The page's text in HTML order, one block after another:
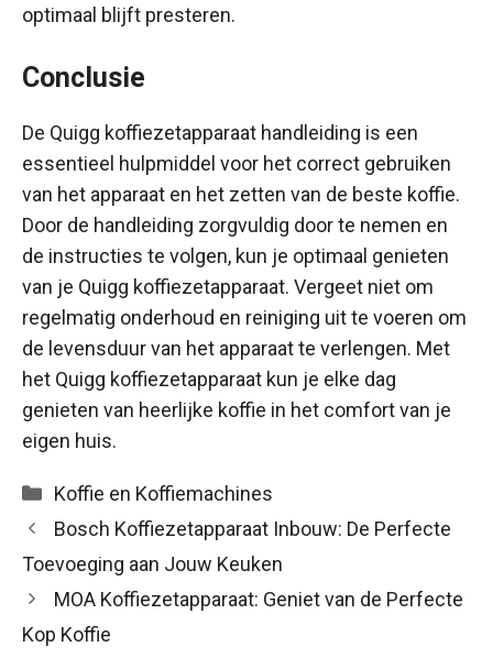
optimaal blijft presteren.
Conclusie
De Quigg koffiezetapparaat handleiding is een
essentieel hulpmiddel voor het correct gebruiken
van het apparaat en het zetten van de beste koffie.
Door de handleiding zorgvuldig door te nemen en
de instructies te volgen, kun je optimaal genieten
van je Quigg koffiezetapparaat. Vergeet niet om
regelmatig onderhoud en reiniging uit te voeren om
de levensduur van het apparaat te verlengen. Met
het Quigg koffiezetapparaat kun je elke dag
genieten van heerlijke koffie in het comfort van je
eigen huis.
Categorieën
Koffie en Koffiemachines
Bosch Koffiezetapparaat Inbouw: De Perfecte
Toevoeging aan Jouw Keuken
MOA Koffiezetapparaat: Geniet van de Perfecte
Kop Koffie